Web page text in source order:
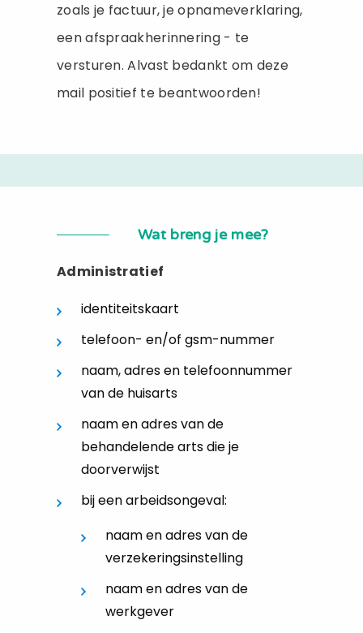
zoals je factuur, je opnameverklaring,
een afspraakherinnering - te
versturen. Alvast bedankt om deze
mail positief te beantwoorden!
Wat breng je mee?
Administratief
identiteitskaart
telefoon- en/of gsm-nummer
naam, adres en telefoonnummer
van de huisarts
naam en adres van de
behandelende arts die je
doorverwijst
bij een arbeidsongeval:
naam en adres van de
verzekeringsinstelling
naam en adres van de
werkgever